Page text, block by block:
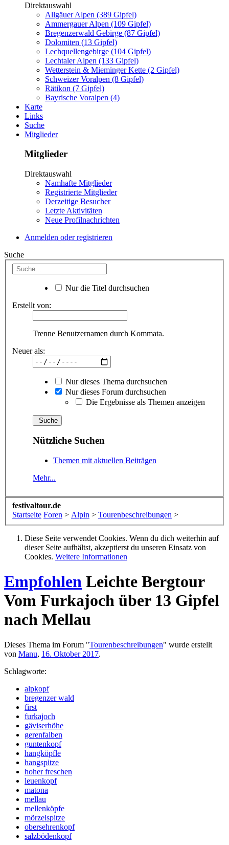
Direktauswahl
Allgäuer Alpen (389 Gipfel)
Ammergauer Alpen (109 Gipfel)
Bregenzerwald Gebirge (87 Gipfel)
Dolomiten (13 Gipfel)
Lechquellengebirge (104 Gipfel)
Lechtaler Alpen (133 Gipfel)
Wetterstein & Mieminger Kette (2 Gipfel)
Schweizer Voralpen (8 Gipfel)
Rätikon (7 Gipfel)
Bayrische Voralpen (4)
Karte
Links
Suche
Mitglieder
Mitglieder
Direktauswahl
Namhafte Mitglieder
Registrierte Mitglieder
Derzeitige Besucher
Letzte Aktivitäten
Neue Profilnachrichten
Anmelden oder registrieren
Suche
Nur die Titel durchsuchen
Erstellt von:
Trenne Benutzernamen durch Kommata.
Neuer als:
Nur dieses Thema durchsuchen
Nur dieses Forum durchsuchen
Die Ergebnisse als Themen anzeigen
Nützliche Suchen
Themen mit aktuellen Beiträgen
Mehr...
festivaltour.de
Startseite Foren > Alpin > Tourenbeschreibungen >
Diese Seite verwendet Cookies. Wenn du dich weiterhin auf
dieser Seite aufhältst, akzeptierst du unseren Einsatz von
Cookies. Weitere Informationen
Empfohlen Leichte Bergtour
Vom Furkajoch über 13 Gipfel
nach Mellau
Dieses Thema im Forum "Tourenbeschreibungen" wurde erstellt
von Manu, 16. Oktober 2017.
Schlagworte:
alpkopf
bregenzer wald
first
furkajoch
gäviserhöhe
gerenfalben
guntenkopf
hangköpfle
hangspitze
hoher freschen
leuenkopf
matona
mellau
mellenköpfe
mörzelspitze
obersehrenkopf
salzbödenkopf